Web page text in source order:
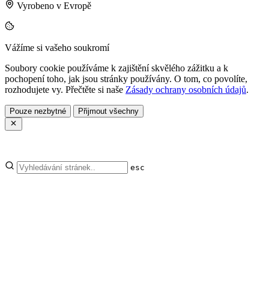
Vyrobeno v Evropě
Vážíme si vašeho soukromí
Soubory cookie používáme k zajištění skvělého zážitku a k
pochopení toho, jak jsou stránky používány. O tom, co povolíte,
rozhodujete vy. Přečtěte si naše Zásady ochrany osobních údajů.
Pouze nezbytné Přijmout všechny
esc